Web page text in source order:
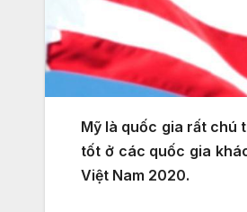
Mỹ là quốc gia rất chú
tốt ở các quốc gia
Việt Nam 2020.